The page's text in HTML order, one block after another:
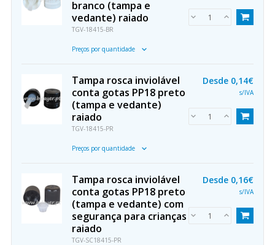
branco (tampa e
vedante) raiado
TGV-18415-BR
Preços por quantidade
Tampa rosca inviolável
conta gotas PP18 preto
(tampa e vedante)
raiado
TGV-18415-PR
Preços por quantidade
Desde 0,14€
s/IVA
Tampa rosca inviolável
conta gotas PP18 preto
(tampa e vedante) com
segurança para crianças
raiado
TGV-SC18415-PR
Desde 0,16€
s/IVA